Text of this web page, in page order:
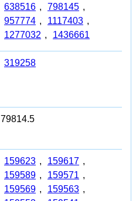
638516 , 798145 ,
957774 , 1117403 ,
1277032 , 1436661
319258
79814.5
159623 , 159617 ,
159589 , 159571 ,
159569 , 159563 ,